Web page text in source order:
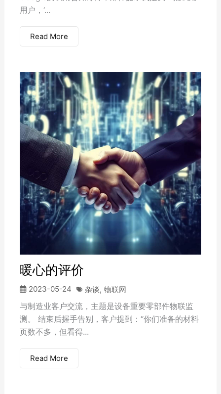
用户，‘...
Read More
暖心的评价
2023-05-24 杂谈, 物联网
与制造业客户交流，主题是设备重要零部件物联监
测。 ​结束后握手告别，客户提到：“你们准备的材料
页数不多，但看得...
Read More